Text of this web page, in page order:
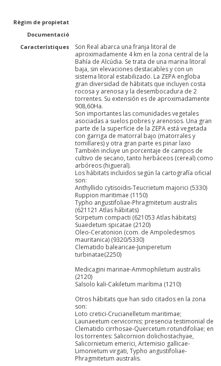
Règim de propietat
Documentació
Característiques
Son Real abarca una franja litoral de
aproximadamente 4 km en la zona central de la
Bahía de Alcúdia. Se trata de una marina litoral
baja, sin elevaciones destacables y con un
sistema litoral estabilizado. La ZEPA engloba
gran diversidad de hábitats que incluyen costa
rocosa y arenosa y la desembocadura de 2
torrentes. Su extensión es de aproximadamente
908,60Ha.
Son importantes las comunidades vegetales
asociadas a suelos pobres y arenosos. Una gran
parte de la superficie de la ZEPA está vegetada
con garriga de matorral bajo (matorrales y
tomillares) y otra gran parte es pinar laxo
También incluye un porcentaje de campos de
cultivo de secano, tanto herbáceos (cereal) como
arbóreos (higueral).
Los hábitats incluidos según la cartografía oficial
son:
Anthyllido cytisoidis-Teucrietum majorici (5330)
Ruppion maritimae (1150)
Typho angustifoliae-Phragmitetum australis
(621121 Atlas hábitats)
Scirpetum compacti (621053 Atlas hábitats)
Suaedetum spicatae (2120)
Oleo-Ceratonion (com. de Ampoledesmos
mauritanica) (9320/5330)
Clematido balearicae-Juniperetum
turbinatae(2250)
Medicagini marinae-Ammophiletum australis
(2120)
Salsolo kali-Cakiletum marítima (1210)
Otros hábitats que han sido citados en la zona
son:
Loto cretici-Crucianelletum maritimae;
Launaeetum cervicornis; presencia testimonial de
Clematido cirrhosae-Quercetum rotundifoliae; en
los torrentes: Salicornion dolichostachyae,
Salicornietum emerici, Artemisio gallicae-
Limonietum virgati, Typho angustifoliae-
Phragmitetum australis.